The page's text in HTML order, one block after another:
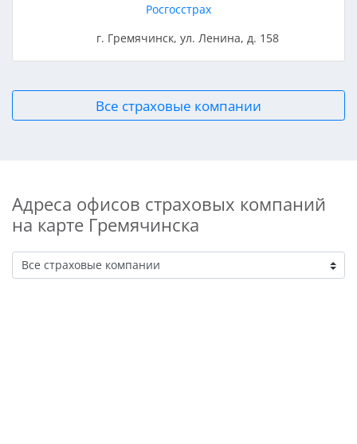
Росгосстрах
г. Гремячинск, ул. Ленина, д. 158
Все страховые компании
Адреса офисов страховых компаний
на карте Гремячинска